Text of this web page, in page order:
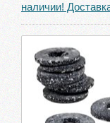
наличии!